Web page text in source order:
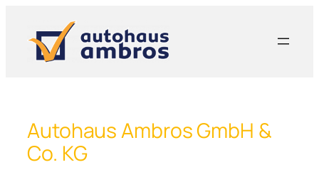
Inhalt
springen
Autohaus Ambros GmbH &
Co. KG